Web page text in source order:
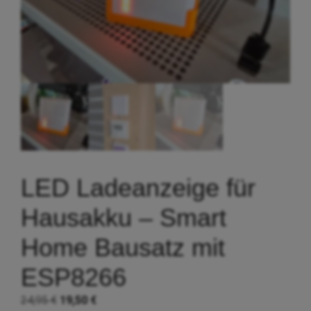
LED Ladeanzeige für
Hausakku – Smart
Home Bausatz mit
ESP8266
24,95 € Ursprünglicher
19,50 €